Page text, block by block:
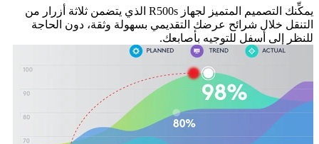
يمكِّنك التصميم المتميز لجهاز R500s الذي يتضمن ثلاثة أزرار من
التنقل خلال شرائح عرضك التقديمي بسهولة وثقة، دون الحاجة
للنظر إلى أسفل للتوجيه بأصابعك.